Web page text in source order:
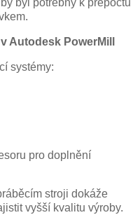
byl potřebný k přepočtu
Autodesk PowerMill
systémy:
pro doplnění
stroji dokáže
vyšší kvalitu výroby.